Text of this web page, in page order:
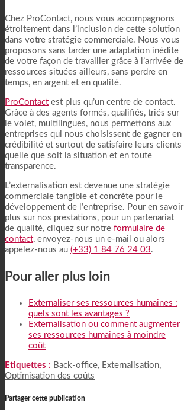
Chez ProContact, nous vous accompagnons
étroitement dans l’inclusion de cette solution
dans votre stratégie commerciale. Nous vous
proposons sans tarder une adaptation inédite
de votre façon de travailler grâce à l’arrivée de
ressources situées ailleurs, sans perdre en
temps, en argent et en qualité.
ProContact est plus qu’un centre de contact.
Grâce à des agents formés, qualifiés, triés sur
le volet, multilingues, nous permettons aux
entreprises qui nous choisissent de gagner en
crédibilité et surtout de satisfaire leurs clients
quelle que soit la situation et en toute
transparence.
L’externalisation est devenue une stratégie
commerciale tangible et concrète pour le
développement de l’entreprise. Pour en savoir
plus sur nos prestations, pour un partenariat
de qualité, cliquez sur notre formulaire de
contact, envoyez-nous un e-mail ou alors
appelez-nous au (+33) 1 84 76 24 03.
Pour aller plus loin
Externaliser ses ressources humaines :
quels sont les avantages ?
Externalisation ou comment augmenter
ses ressources humaines à moindre
coût
Etiquettes : Back-office, Externalisation,
Optimisation des coûts
Partager cette publication